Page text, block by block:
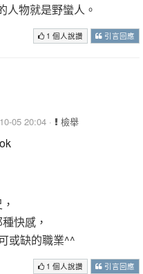
人物就是野蠻人。
1 個人說讚 引言回應
05 20:04 · 檢舉
快感，
或缺的職業^^
1 個人說讚 引言回應